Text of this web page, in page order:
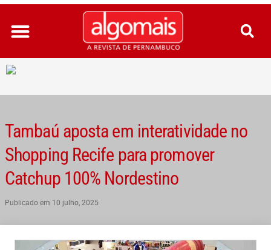
Ir
para
conteúdo
Tambaú aposta em interatividade no
Shopping Recife para promover
Catchup 100% Nordestino
Publicado em 10 julho, 2025